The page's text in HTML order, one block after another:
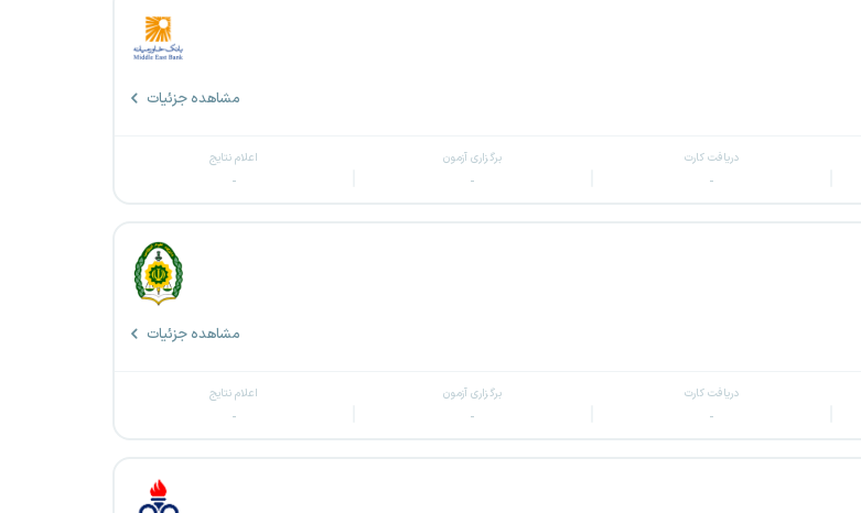
مشاهده جزئیات
دریافت کارت
-
برگزاری آزمون
-
اعلام نتایج
-
مشاهده جزئیات
دریافت کارت
-
برگزاری آزمون
-
اعلام نتایج
-